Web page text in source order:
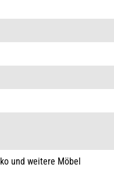
und weitere Möbel